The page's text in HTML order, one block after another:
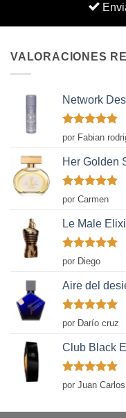
VALORACIONES
Network
Valorado
con
por Fabian
Her Golden
Valorado
con
por Carmen
Le Male
Valorado
con
de 5
por Diego
Aire del
Valorado
con
por Darío cruz
Club Black
Valorado
con
por Juan